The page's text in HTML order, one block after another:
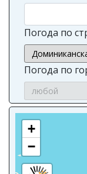
Погода по
Погода по
+
−